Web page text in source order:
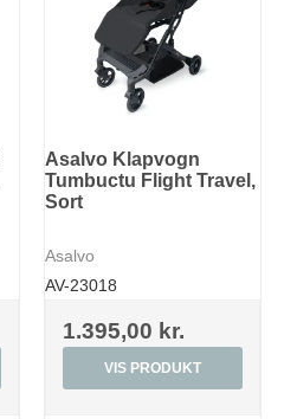
Asalvo Klapvogn
Tumbuctu Flight Travel,
Sort
Asalvo
AV-23018
1.395,00 kr.
VIS PRODUKT